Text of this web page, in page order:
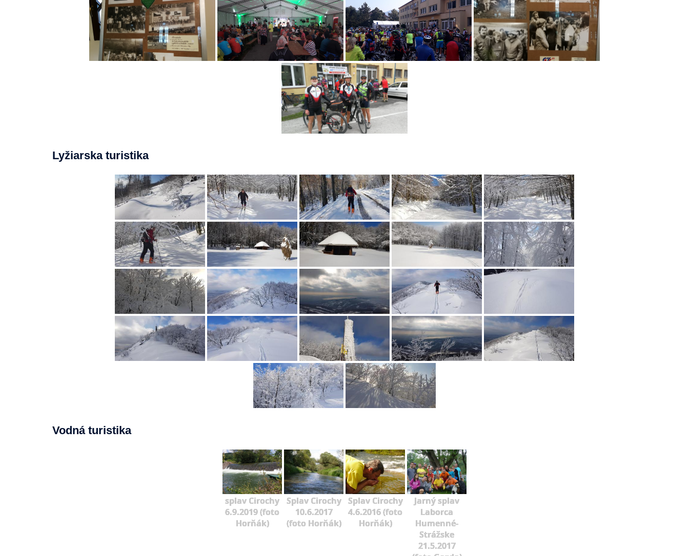
Lyžiarska turistika
Vodná turistika
splav Cirochy
6.9.2019 (foto
Horňák)
Splav Cirochy
10.6.2017
(foto Horňák)
Splav Cirochy
4.6.2016 (foto
Horňák)
Jarný splav
Laborca
Humenné-
Strážske
21.5.2017